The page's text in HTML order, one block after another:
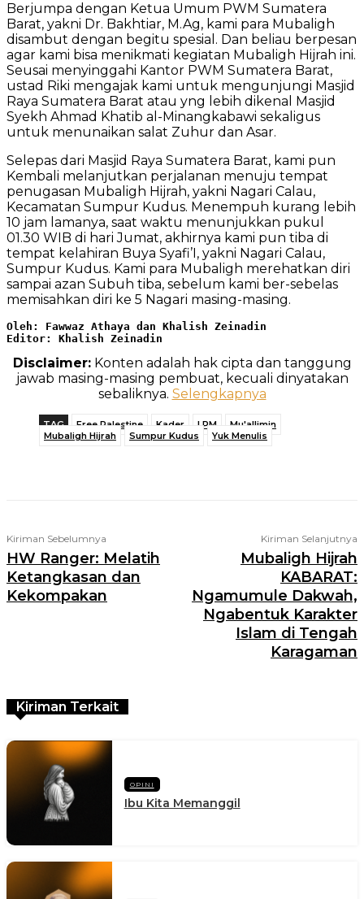
Berjumpa dengan Ketua Umum PWM Sumatera
Barat, yakni Dr. Bakhtiar, M.Ag, kami para Mubaligh
disambut dengan begitu spesial. Dan beliau berpesan
agar kami bisa menikmati kegiatan Mubaligh Hijrah ini.
Seusai menyinggahi Kantor PWM Sumatera Barat,
ustad Riki mengajak kami untuk mengunjungi Masjid
Raya Sumatera Barat atau yng lebih dikenal Masjid
Syekh Ahmad Khatib al-Minangkabawi sekaligus
untuk menunaikan salat Zuhur dan Asar.
Selepas dari Masjid Raya Sumatera Barat, kami pun
Kembali melanjutkan perjalanan menuju tempat
penugasan Mubaligh Hijrah, yakni Nagari Calau,
Kecamatan Sumpur Kudus. Menempuh kurang lebih
10 jam lamanya, saat waktu menunjukkan pukul
01.30 WIB di hari Jumat, akhirnya kami pun tiba di
tempat kelahiran Buya Syafi’I, yakni Nagari Calau,
Sumpur Kudus. Kami para Mubaligh merehatkan diri
sampai azan Subuh tiba, sebelum kami ber-sebelas
memisahkan diri ke 5 Nagari masing-masing.
Oleh: Fawwaz Athaya dan Khalish Zeinadin
Editor: Khalish Zeinadin
Disclaimer:Konten adalah hak cipta dan tanggung
jawab masing-masing pembuat, kecuali dinyatakan
sebaliknya. Selengkapnya
TAG Free Palestine Kader LPM
Mu'allimin
Mubaligh Hijrah
Sumpur Kudus Yuk Menulis
Kiriman Sebelumnya
HW Ranger: Melatih
Ketangkasan dan
Kekompakan
Kiriman Selanjutnya
Mubaligh Hijrah
KABARAT:
Ngamumule Dakwah,
Ngabentuk Karakter
Islam di Tengah
Karagaman
Kiriman Terkait
OPINI
Ibu Kita Memanggil